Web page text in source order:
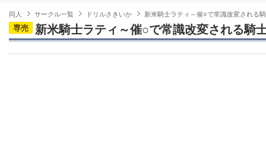
同人 サークル一覧 ドリルさきいか 新米騎士ラティ～催○で常識改変される
専売 新米騎士ラティ～催○で常識改変される騎